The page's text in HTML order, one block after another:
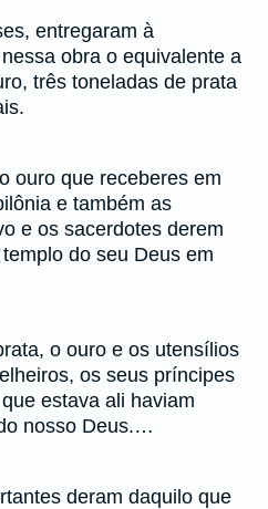
entregaram à
obra o equivalente a
três toneladas de prata
ouro que receberes em
e também as
e os sacerdotes derem
do seu Deus em
o ouro e os utensílios
os seus príncipes
estava ali haviam
nosso Deus.…
deram daquilo que